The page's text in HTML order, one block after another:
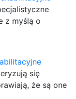
z myślą o
się
że są one